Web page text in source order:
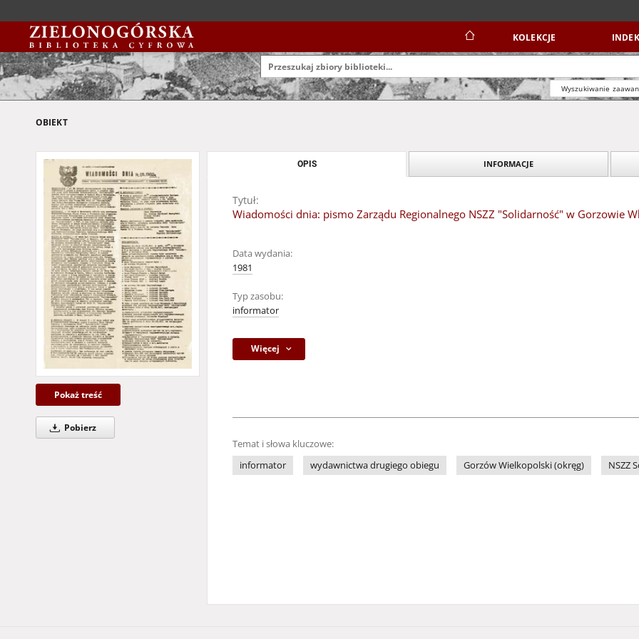
KOLEKCJE
Wyszukiwanie
OBIEKT
Pokaż treść
Pobierz
OPIS INFORMACJE
Tytuł:
Wiadomości dnia: pismo Zarządu Regionalnego NSZZ "Solidarność" w Gorzowie
Data wydania:
1981
Typ zasobu:
informator
Więcej
Temat i słowa kluczowe:
informator
wydawnictwa drugiego obiegu Gorzów Wielkopolski (okręg) NSZZ